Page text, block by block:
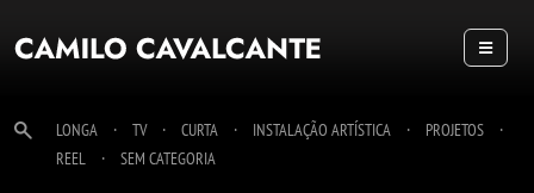
MENU
LONGA · TV · CURTA · INSTALAÇÃO ARTÍSTICA · PROJETOS ·
REEL · SEM CATEGORIA